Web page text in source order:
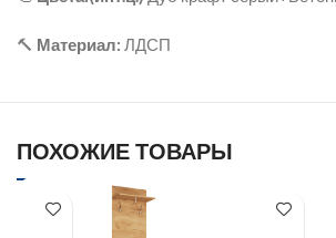
🔨 Материал: ЛДСП
ПОХОЖИЕ ТОВАРЫ